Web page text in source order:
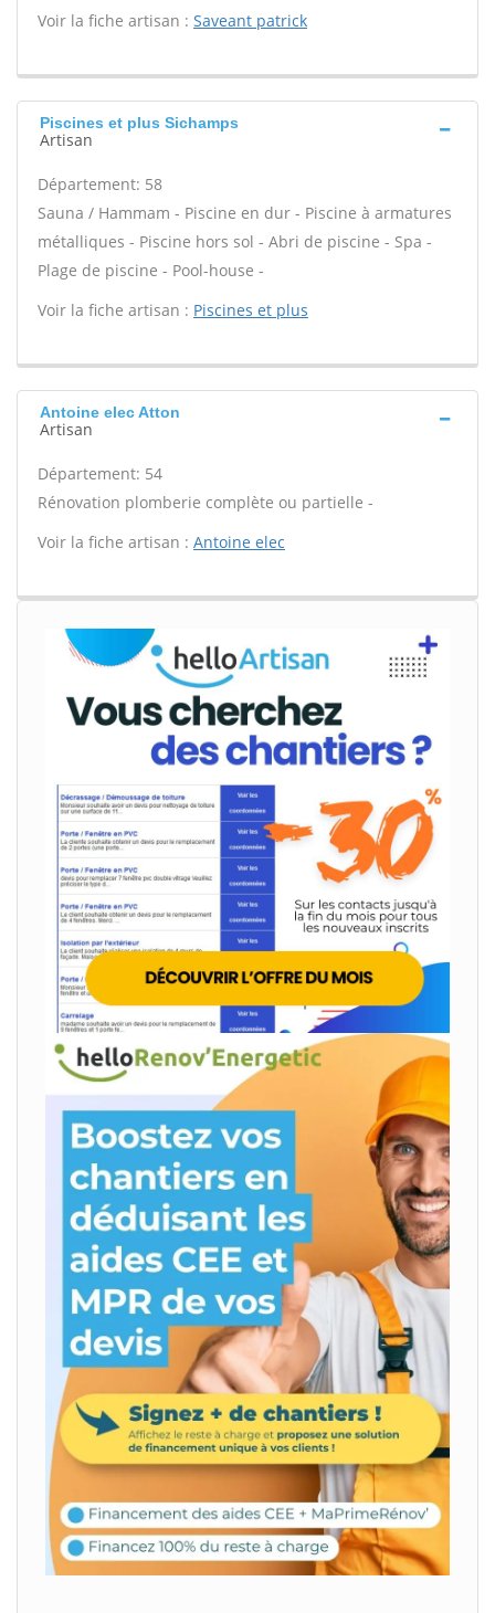
Voir la fiche artisan : Saveant patrick
Piscines et plus Sichamps
Artisan
Département: 58
Sauna / Hammam - Piscine en dur - Piscine à armatures
métalliques - Piscine hors sol - Abri de piscine - Spa -
Plage de piscine - Pool-house -
Voir la fiche artisan : Piscines et plus
Antoine elec Atton
Artisan
Département: 54
Rénovation plomberie complète ou partielle -
Voir la fiche artisan : Antoine elec